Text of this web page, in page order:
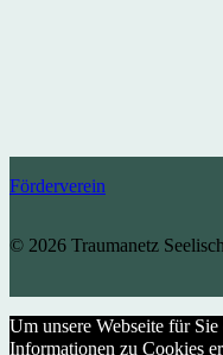
Förderverein
© 2026 Traumanetz
Um unsere Webseite für
Informationen zu Cookies